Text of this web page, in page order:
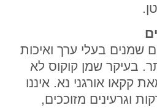
שמנים בעלי ערך ואיכות
בעיקר שמן קוקוס לא
קקאו אורגני נא. איננו
וגרעינים מזוככים,